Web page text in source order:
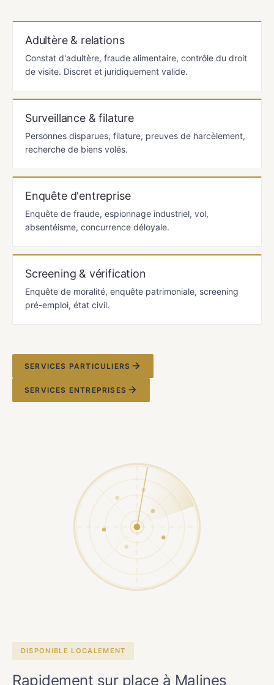
Adultère & relations
Constat d'adultère, fraude alimentaire, contrôle du droit
de visite. Discret et juridiquement valide.
Surveillance & filature
Personnes disparues, filature, preuves de harcèlement,
recherche de biens volés.
Enquête d'entreprise
Enquête de fraude, espionnage industriel, vol,
absentéisme, concurrence déloyale.
Screening & vérification
Enquête de moralité, enquête patrimoniale, screening
pré-emploi, état civil.
SERVICES PARTICULIERS
SERVICES ENTREPRISES
DISPONIBLE LOCALEMENT
Rapidement sur place à Malines